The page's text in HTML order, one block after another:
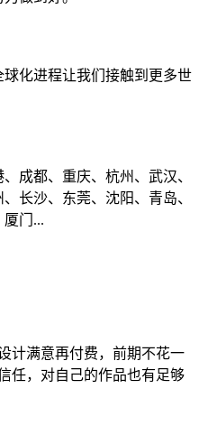
化进程让我们接触到更多世
成都、重庆、杭州、武汉、
长沙、东莞、沈阳、青岛、
门...
计满意再付费，前期不花一
任，对自己的作品也有足够